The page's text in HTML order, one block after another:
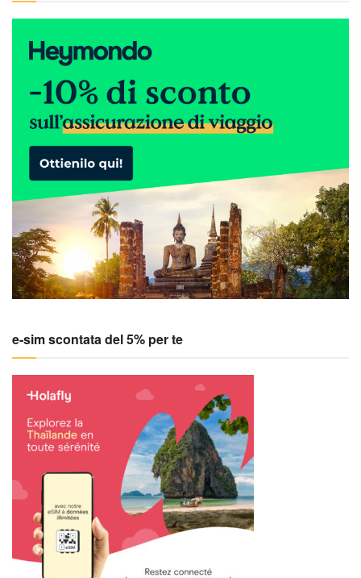
e-sim scontata del 5% per te